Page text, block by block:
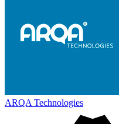
ARQA Technologies